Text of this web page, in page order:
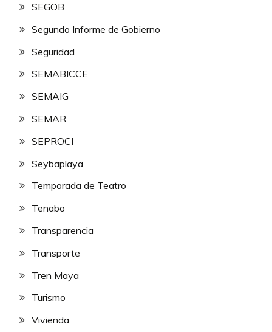
SEGOB
Segundo Informe de Gobierno
Seguridad
SEMABICCE
SEMAIG
SEMAR
SEPROCI
Seybaplaya
Temporada de Teatro
Tenabo
Transparencia
Transporte
Tren Maya
Turismo
Vivienda